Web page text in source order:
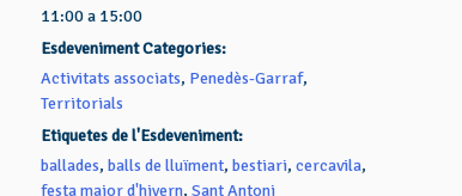
11:00 a 15:00
Esdeveniment Categories:
Activitats associats, Penedès-Garraf,
Territorials
Etiquetes de l'Esdeveniment:
ballades, balls de lluïment, bestiari, cercavila,
festa major d'hivern, Sant Antoni